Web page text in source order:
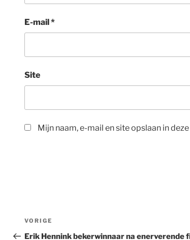
E-mail*
Site
Mijn naam, e-mail en site opslaan in
Bericht
navigatie
Vorig
bericht
VORIGE
Erik Hennink bekerwinnaar na enerverende